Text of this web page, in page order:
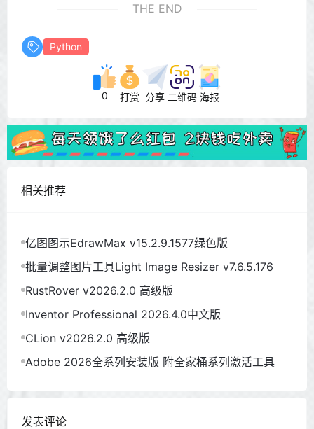
THE END
Python
0 打赏 分享 二维码 海报
相关推荐
亿图图示EdrawMax v15.2.9.1577绿色版
批量调整图片工具Light Image Resizer v7.6.5.176
RustRover v2026.2.0 高级版
Inventor Professional 2026.4.0中文版
CLion v2026.2.0 高级版
Adobe 2026全系列安装版 附全家桶系列激活工具
发表评论